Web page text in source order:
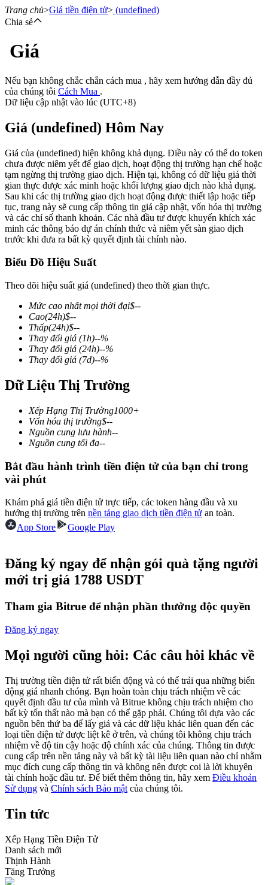
Hợp đồng tương lai
USDT Futures
Futures sử dụng USDT làm tài sản thế chấp
COIN-M Futures
Futures sử dụng token làm tài sản thế chấp
TradFi
Phái sinh cổ phiếu, ngoại hối, kim loại quý và hàng hóa
USDC Futures vĩnh cửu
Tham gia cùng các nhà giao dịch hàng đầu
Trở thành Nhà giao dịch Sao chép
Tận hưởng chia sẻ lợi nhuận và hoa hồng giao dịch sao chép
Trang chủ>Giá tiền điện tử> (undefined)
Chia sẻ
Giá
Nếu bạn không chắc chắn cách mua , hãy xem hướng dẫn đầy đủ
của chúng tôi Cách Mua .
Dữ liệu cập nhật vào lúc (UTC+8)
Giá (undefined) Hôm Nay
Giá của (undefined) hiện không khả dụng. Điều này có thể do token
chưa được niêm yết để giao dịch, hoạt động thị trường hạn chế hoặc
tạm ngừng thị trường giao dịch. Hiện tại, không có dữ liệu giá thời
gian thực được xác minh hoặc khối lượng giao dịch nào khả dụng.
Sau khi các thị trường giao dịch hoạt động được thiết lập hoặc tiếp
tục, trang này sẽ cung cấp thông tin giá cập nhật, vốn hóa thị trường
và các chỉ số thanh khoản. Các nhà đầu tư được khuyến khích xác
minh các thông báo dự án chính thức và niêm yết sàn giao dịch
trước khi đưa ra bất kỳ quyết định tài chính nào.
Biểu Đồ Hiệu Suất
Theo dõi hiệu suất giá (undefined) theo thời gian thực.
Mức cao nhất mọi thời đại$--
Cao(24h)$--
Thấp(24h)$--
Thay đổi giá (1h)--%
Thay đổi giá (24h)--%
Thay đổi giá (7d)--%
Dữ Liệu Thị Trường
Xếp Hạng Thị Trường1000+
Vốn hóa thị trường$--
Nguồn cung lưu hành--
Nguồn cung tối đa--
Bắt đầu hành trình tiền điện tử của bạn chỉ trong
vài phút
Khám phá giá tiền điện tử trực tiếp, các token hàng đầu và xu
hướng thị trường trên nền tảng giao dịch tiền điện tử an toàn.
App Store
Google Play
Đăng ký ngay để nhận gói quà tặng người
mới trị giá 1788 USDT
Tham gia Bitrue để nhận phần thưởng độc quyền
Đăng ký ngay
Mọi người cũng hỏi: Các câu hỏi khác về
Thị trường tiền điện tử rất biến động và có thể trải qua những biến
động giá nhanh chóng. Bạn hoàn toàn chịu trách nhiệm về các
quyết định đầu tư của mình và Bitrue không chịu trách nhiệm cho
bất kỳ tổn thất nào mà bạn có thể gặp phải. Chúng tôi dựa vào các
nguồn bên thứ ba để lấy giá và các dữ liệu khác liên quan đến các
loại tiền điện tử được liệt kê ở trên, và chúng tôi không chịu trách
nhiệm về độ tin cậy hoặc độ chính xác của chúng. Thông tin được
cung cấp trên nền tảng này và bất kỳ tài liệu liên quan nào chỉ nhằm
mục đích cung cấp thông tin và không nên được coi là lời khuyên
tài chính hoặc đầu tư. Để biết thêm thông tin, hãy xem Điều khoản
Sử dụng và Chính sách Bảo mật của chúng tôi.
Tin tức
Xếp Hạng Tiền Điện Tử
Danh sách mới
Thịnh Hành
Tăng Trưởng